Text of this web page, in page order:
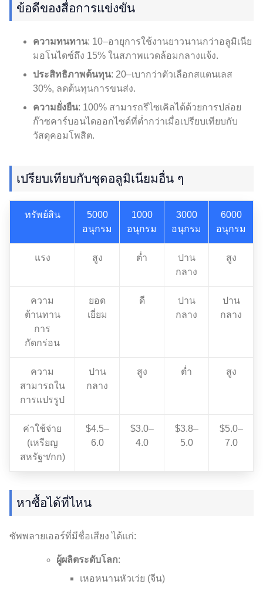
ข้อดีของสื่อการแข่งขัน
ความทนทาน: 10–อายุการใช้งานยาวนานกว่าอลูมิเนีย
มอโนไดซ์ถึง 15% ในสภาพแวดล้อมกลางแจ้ง.
ประสิทธิภาพต้นทุน: 20–เบากว่าตัวเลือกสแตนเลส
30%, ลดต้นทุนการขนส่ง.
ความยั่งยืน: 100% สามารถรีไซเคิลได้ด้วยการปล่อย
ก๊าซคาร์บอนไดออกไซด์ที่ต่ำกว่าเมื่อเปรียบเทียบกับ
วัสดุคอมโพสิต.
เปรียบเทียบกับชุดอลูมิเนียมอื่น ๆ
ทรัพย์สิน
5000
อนุกรม
1000
อนุกรม
3000
อนุกรม
6000
อนุกรม
แรง สูง ต่ำ
ปาน
กลาง
สูง
ความ
ต้านทาน
การ
กัดกร่อน
ยอด
เยี่ยม
ดี
ปาน
กลาง
ปาน
กลาง
ความ
สามารถใน
การแปรรูป
ปาน
กลาง
สูง ต่ำ สูง
ค่าใช้จ่าย
(เหรียญ
สหรัฐฯ/กก)
$4.5–
6.0
$3.0–
4.0
$3.8–
5.0
$5.0–
7.0
หาซื้อได้ที่ไหน
ซัพพลายเออร์ที่มีชื่อเสียง ได้แก่:
ผู้ผลิตระดับโลก:
เหอหนานหัวเว่ย (จีน)